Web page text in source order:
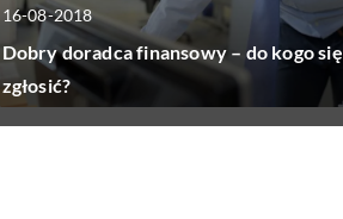
16-08-2018
Dobry doradca finansowy – do kogo się
zgłosić?